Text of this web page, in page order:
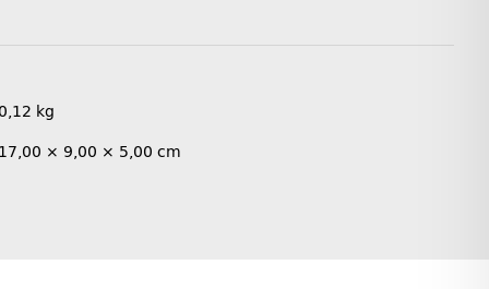
0,12 kg
17,00 × 9,00 × 5,00 cm